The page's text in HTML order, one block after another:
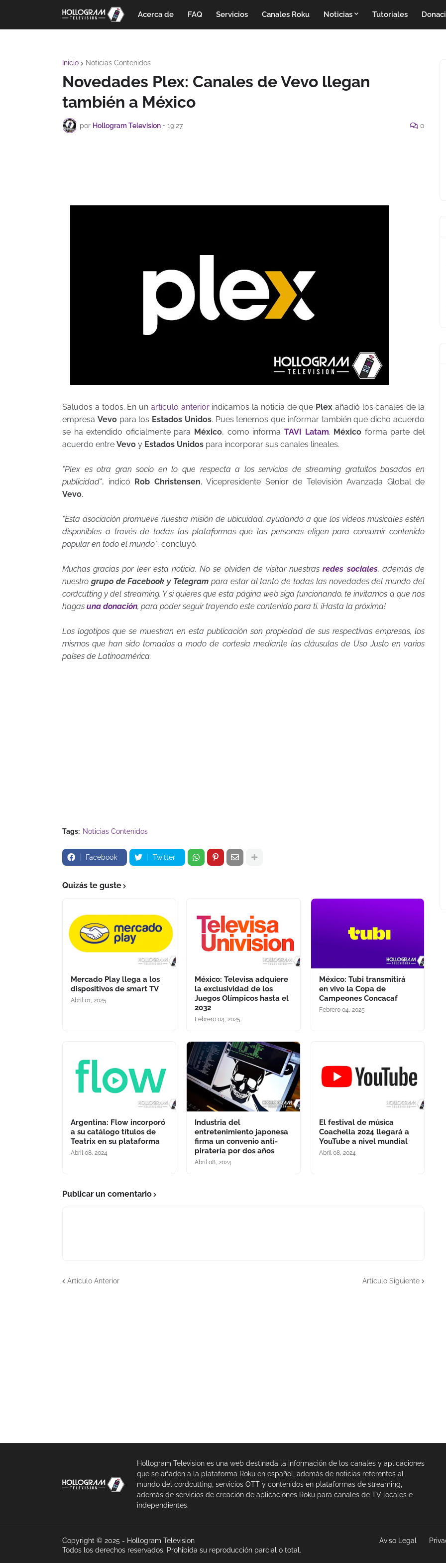
Acerca de FAQ Servicios Canales Roku Noticias Tutoriales
Inicio Noticias Contenidos
Novedades Plex: Canales de Vevo llegan
también a México
por Hollogram Television • 19:27 0
Saludos a todos. En un artículo anteriorindicamos la noticia de que Plex añadió los canales de la
empresa Vevopara los Estados Unidos. Pues tenemos que informar también que dicho acuerdo
se ha extendido oficialmente para México, como informa TAVI Latam. México forma parte del
acuerdo entre Vevo y Estados Unidos para incorporar sus canales lineales.
"Plex es otra gran socio en lo que respecta a los servicios de streaming gratuitos basados en
publicidad", indicó Rob Christensen, Vicepresidente Senior de Televisión Avanzada Global de
Vevo.
"Esta asociación promueve nuestra misión de ubicuidad, ayudando a que los videos musicales estén
disponibles a través de todas las plataformas que las personas eligen para consumir contenido
popular en todo el mundo", concluyó.
Muchas gracias por leer esta noticia. No se olviden de visitar nuestrasredes sociales, además de
nuestro grupo de Facebook y Telegram para estar al tanto de todas las novedades del mundo del
cordcutting y del streaming. Y si quieres que esta página web siga funcionando, te invitamos a que nos
hagas una donación, para poder seguir trayendo este contenido para ti. ¡Hasta la próxima!
Los logotipos que se muestran en esta publicación son propiedad de sus respectivas empresas, los
mismos que han sido tomados a modo de cortesía mediante las cláusulas de Uso Justo en varios
países de Latinoamérica.
Tags: Noticias Contenidos
Facebook Twitter
Quizás te guste
Mercado Play llega a los
dispositivos de smart TV
Abril 01, 2025
México: Televisa adquiere
la exclusividad de los
Juegos Olímpicos hasta el
2032
Febrero 04, 2025
México: Tubi transmitirá
en vivo la Copa de
Campeones Concacaf
Febrero 04, 2025
Argentina: Flow incorporó
a su catálogo títulos de
Teatrix en su plataforma
Abril 08, 2024
Industria del
entretenimiento japonesa
firma un convenio anti-
piratería por dos años
Abril 08, 2024
El festival de música
Coachella 2024 llegará a
YouTube a nivel mundial
Abril 08, 2024
Publicar un comentario
Artículo Anterior Artículo Siguiente
Hollogram Television es una web destinada la información de los canales y aplicaciones
que se añaden a la plataforma Roku en español, además de noticias referentes al
mundo del cordcutting, servicios OTT y contenidos en plataformas de streaming,
además de servicios de creación de aplicaciones Roku para canales de TV locales e
independientes.
Copyright © 2025 - Hollogram Television
Todos los derechos reservados. Prohibida su reproducción parcial o total.
Aviso Legal